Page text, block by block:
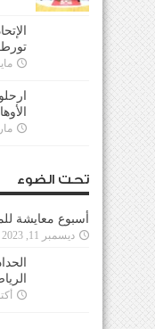
تورط
مايو 6,
مارس
تحت الضوء
أسبوع معايشة
ديسمبر 11, 2023